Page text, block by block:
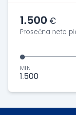
1.500 €
Prosečna neto
MIN
1.500